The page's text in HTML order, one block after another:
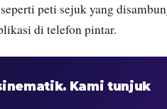
peti sejuk yang
di telefon pintar.
Kami tunjuk